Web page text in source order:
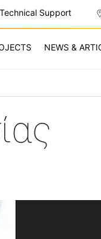
Technical Support
NEWS &